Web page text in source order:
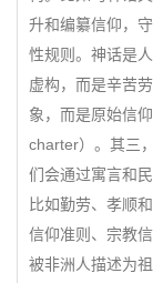
升和编纂信仰，
性规则。神话是
虚构，而是辛苦
象，而是原始信
charter）。其三
们会通过寓言和
比如勤劳、孝顺
信仰准则、宗教
被非洲人描述为